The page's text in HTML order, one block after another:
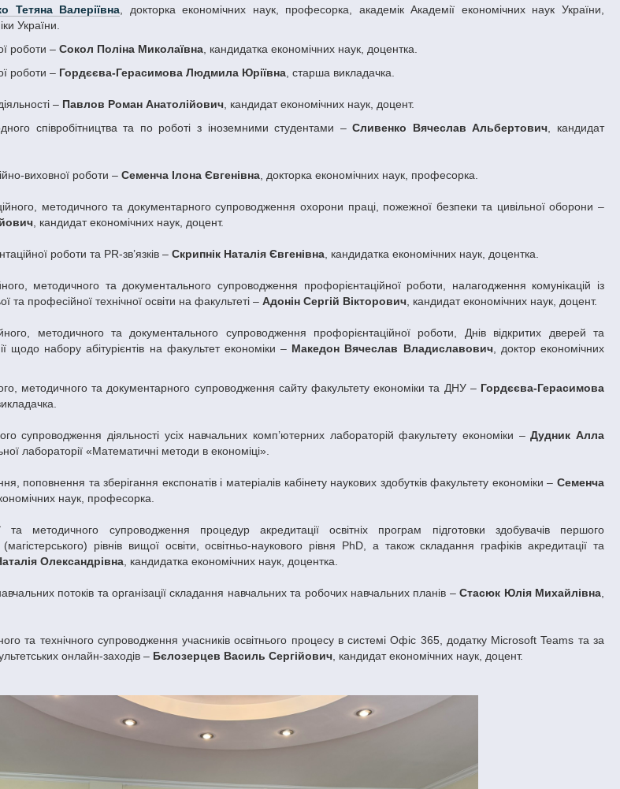
Тетяна Валеріївна, докторка економічних наук, професорка, академік Академії економічних наук України,
України.
роботи – Сокол Поліна Миколаївна, кандидатка економічних наук, доцентка.
роботи – Гордєєва-Герасимова Людмила Юріївна, старша викладачка.
– Павлов Роман Анатолійович, кандидат економічних наук, доцент.
співробітництва та по роботі з іноземними студентами –Сливенко Вячеслав Альбертович, кандидат
виховної роботи – Семенча Ілона Євгенівна, докторка економічних наук, професорка.
методичного та документарного супроводження охорони праці, пожежної безпеки та цивільної оборони –
, кандидат економічних наук, доцент.
роботи та PR-зв’язків – Скрипнік Наталія Євгенівна, кандидатка економічних наук, доцентка.
методичного та документального супроводження профорієнтаційної роботи, налагодження комунікацій із
та професійної технічної освіти на факультеті – Адонін Сергій Вікторович, кандидат економічних наук, доцент.
методичного та документального супроводження профорієнтаційної роботи, Днів відкритих дверей та
щодо набору абітурієнтів на факультет економіки – Македон Вячеслав Владиславович, доктор економічних
методичного та документарного супроводження сайту факультету економіки та ДНУ –Гордєєва-Герасимова
супроводження діяльності усіх навчальних комп’ютерних лабораторій факультету економіки –Дудник Алла
лабораторії «Математичні методи в економіці».
поповнення та зберігання експонатів і матеріалів кабінету наукових здобутків факультету економіки – Семенча
наук, професорка.
та методичного супроводження процедур акредитації освітніх програм підготовки здобувачів першого
рівнів вищої освіти, освітньо-наукового рівня PhD, а також складання графіків акредитації та
Олександрівна, кандидатка економічних наук, доцентка.
потоків та організації складання навчальних та робочих навчальних планів –Стасюк Юлія Михайлівна,
та технічного супроводження учасників освітнього процесу в системі Офіс 365, додатку Microsoft Teams та за
онлайн-заходів – Бєлозерцев Василь Сергійович, кандидат економічних наук, доцент.